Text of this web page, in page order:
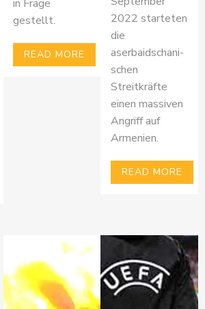
in Frage
gestellt.
READ MORE
2022 starteten
die
aserbaidschani-
schen
Streitkräfte
einen massiven
Angriff auf
Armenien.
READ MORE